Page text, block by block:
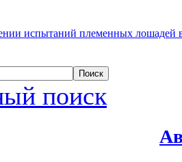
испытаний племенных лошадей
поиск